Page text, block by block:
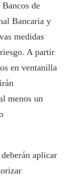
de
Bancaria y
medidas
A partir
en ventanilla
menos un
aplicar